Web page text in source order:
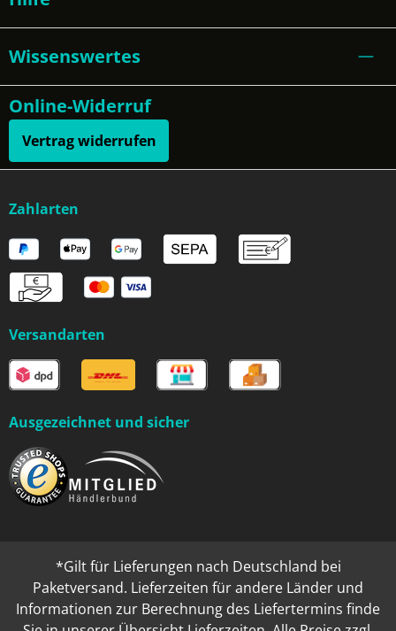
Wissenswertes
Online-Widerruf
Vertrag widerrufen
Zahlarten
Versandarten
Ausgezeichnet und sicher
*Gilt für Lieferungen nach Deutschland bei
Paketversand. Lieferzeiten für andere Länder und
Informationen zur Berechnung des Liefertermins finde